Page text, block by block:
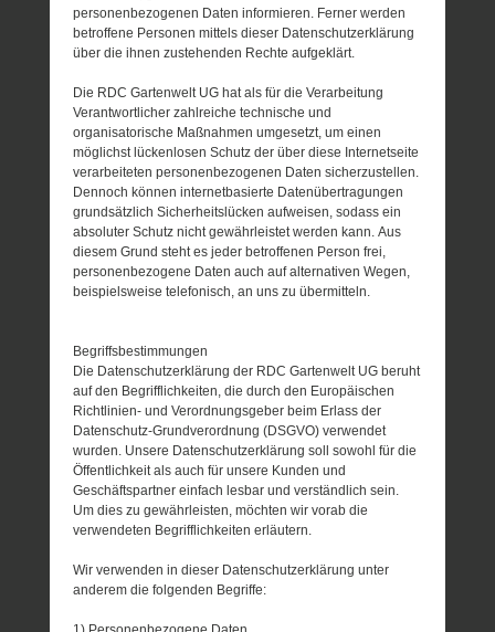
personenbezogenen Daten informieren. Ferner werden
betroffene Personen mittels dieser Datenschutzerklärung
über die ihnen zustehenden Rechte aufgeklärt.
Die RDC Gartenwelt UG hat als für die Verarbeitung
Verantwortlicher zahlreiche technische und
organisatorische Maßnahmen umgesetzt, um einen
möglichst lückenlosen Schutz der über diese Internetseite
verarbeiteten personenbezogenen Daten sicherzustellen.
Dennoch können internetbasierte Datenübertragungen
grundsätzlich Sicherheitslücken aufweisen, sodass ein
absoluter Schutz nicht gewährleistet werden kann. Aus
diesem Grund steht es jeder betroffenen Person frei,
personenbezogene Daten auch auf alternativen Wegen,
beispielsweise telefonisch, an uns zu übermitteln.
Begriffsbestimmungen
Die Datenschutzerklärung der RDC Gartenwelt UG beruht
auf den Begrifflichkeiten, die durch den Europäischen
Richtlinien- und Verordnungsgeber beim Erlass der
Datenschutz-Grundverordnung (DSGVO) verwendet
wurden. Unsere Datenschutzerklärung soll sowohl für die
Öffentlichkeit als auch für unsere Kunden und
Geschäftspartner einfach lesbar und verständlich sein.
Um dies zu gewährleisten, möchten wir vorab die
verwendeten Begrifflichkeiten erläutern.
Wir verwenden in dieser Datenschutzerklärung unter
anderem die folgenden Begriffe: